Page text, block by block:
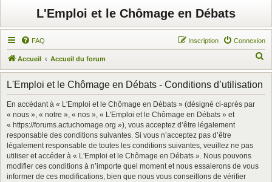
L'Emploi et le Chômage en Débats
FAQ Connexion
Inscription
Accueil Accueil du forum
e
L'Emploi et le Chômage en Débats - Conditions d’utilisation
En accédant à « L'Emploi et le Chômage en Débats » (désigné ci-après par
« nous », « notre », « nos », « L'Emploi et le Chômage en Débats » et
« https://forums.actuchomage.org »), vous acceptez d’être légalement
responsable des conditions suivantes. Si vous n’acceptez pas d’être
légalement responsable de toutes les conditions suivantes, veuillez ne pas
utiliser et accéder à « L'Emploi et le Chômage en Débats ». Nous pouvons
modifier ces conditions à n’importe quel moment et nous essaierons de vous
informer de ces modifications, bien que nous vous conseillons de vérifier